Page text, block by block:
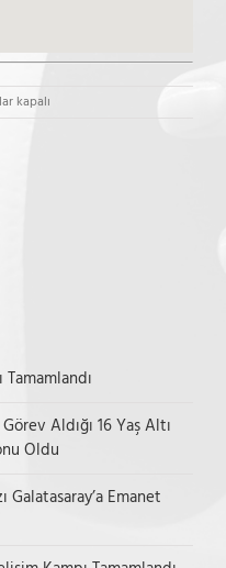
kapalı
Aldığı 16 Yaş Altı
Oldu
Galatasaray’a Emanet